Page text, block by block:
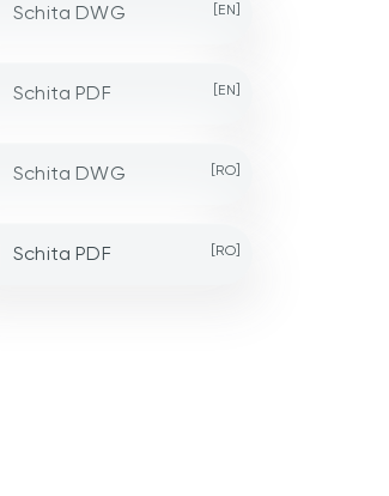
Schita DWG [EN]
Schita PDF [EN]
Schita DWG [RO]
Schita PDF [RO]